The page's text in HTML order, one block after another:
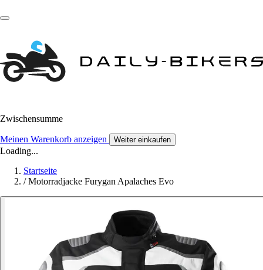
Zwischensumme
Meinen Warenkorb anzeigen Weiter einkaufen
Loading...
Startseite
/ Motorradjacke Furygan Apalaches Evo